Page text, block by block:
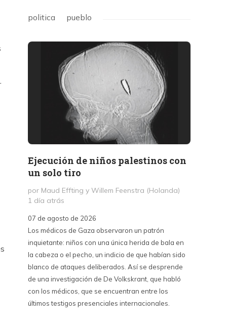
politica pueblo
Ejecución de niños palestinos con
un solo tiro
por Maud Effting y Willem Feenstra (Holanda)
1 día atrás
07 de agosto de 2026
Los médicos de Gaza observaron un patrón
inquietante: niños con una única herida de bala en
la cabeza o el pecho, un indicio de que habían sido
blanco de ataques deliberados. Así se desprende
de una investigación de De Volkskrant, que habló
con los médicos, que se encuentran entre los
últimos testigos presenciales internacionales.